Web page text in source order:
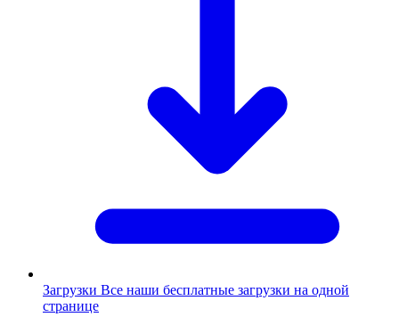
Загрузки Все наши бесплатные загрузки на одной
странице